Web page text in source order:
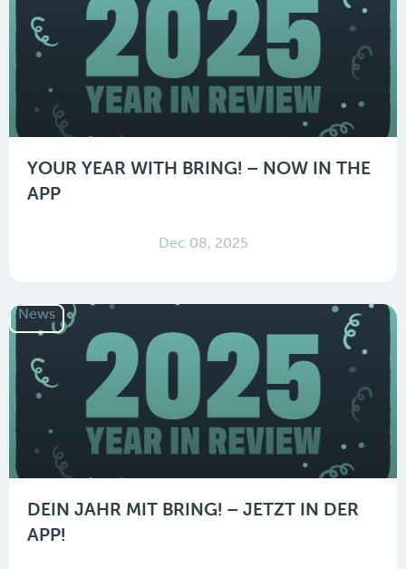
YOUR YEAR WITH BRING! – NOW IN THE
APP
Dec 08, 2025
News
DEIN JAHR MIT BRING! – JETZT IN DER
APP!